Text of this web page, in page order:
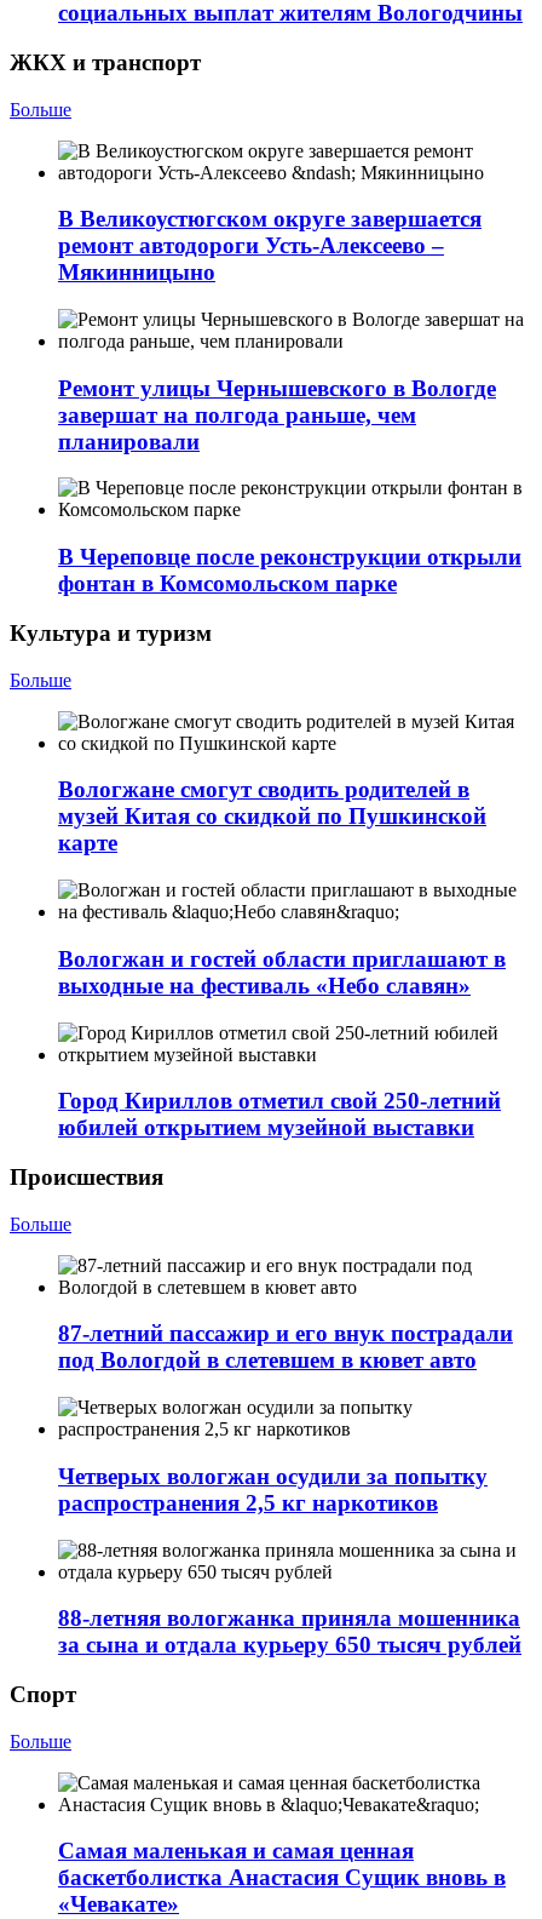
социальных выплат жителям Вологодчины
ЖКХ и транспорт
Больше
В Великоустюгском округе завершается
ремонт автодороги Усть-Алексеево –
Мякинницыно
Ремонт улицы Чернышевского в Вологде
завершат на полгода раньше, чем
планировали
В Череповце после реконструкции открыли
фонтан в Комсомольском парке
Культура и туризм
Больше
Вологжане смогут сводить родителей в
музей Китая со скидкой по Пушкинской
карте
Вологжан и гостей области приглашают в
выходные на фестиваль «Небо славян»
Город Кириллов отметил свой 250-летний
юбилей открытием музейной выставки
Происшествия
Больше
87-летний пассажир и его внук пострадали
под Вологдой в слетевшем в кювет авто
Четверых вологжан осудили за попытку
распространения 2,5 кг наркотиков
88-летняя вологжанка приняла мошенника
за сына и отдала курьеру 650 тысяч рублей
Спорт
Больше
Самая маленькая и самая ценная
баскетболистка Анастасия Сущик вновь в
«Чевакате»